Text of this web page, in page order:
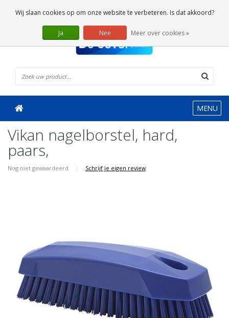
0 Artikelen
MENU
Vikan nagelborstel, hard,
paars,
Nog niet gewaardeerd | Schrijf je eigen review
Wij slaan cookies op om onze website te verbeteren. Is dat akkoord?
Ja Nee Meer over cookies »